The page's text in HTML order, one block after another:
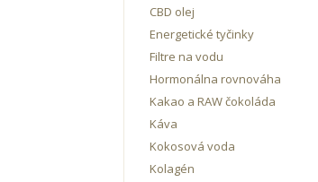
CBD olej
Energetické tyčinky
Filtre na vodu
Hormonálna rovnováha
Kakao a RAW čokoláda
Káva
Kokosová voda
Kolagén